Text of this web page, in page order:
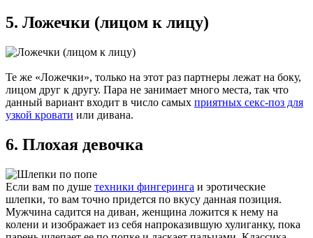
5. Ложечки (лицом к лицу)
Те же «Ложечки», только на этот раз партнеры лежат на боку,
лицом друг к другу. Пара не занимает много места, так что
данный вариант входит в число самых приятных секс-поз для
узкой кровати или дивана.
6. Плохая девочка
Если вам по душе техники фингеринга и эротические
шлепки, то вам точно придется по вкусу данная позиция.
Мужчина садится на диван, женщина ложится к нему на
колени и изображает из себя напроказившую хулиганку, пока